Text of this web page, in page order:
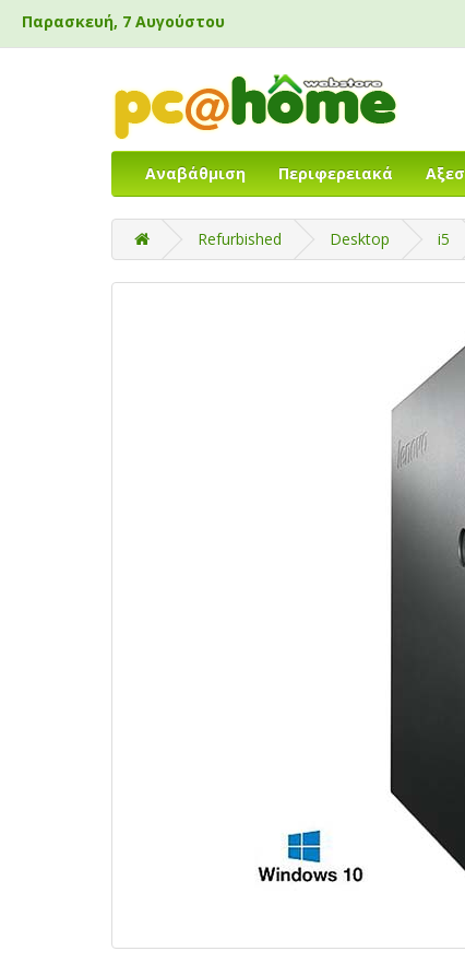
Παρασκευή, 7 Αυγούστου
Αναβάθμιση Περιφερειακά
Refurbished Desktop i5